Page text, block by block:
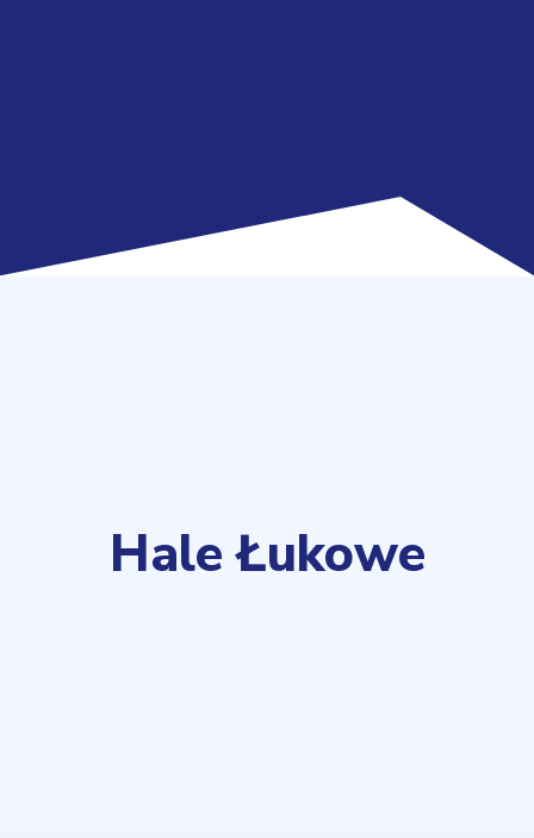
Hale Łukowe